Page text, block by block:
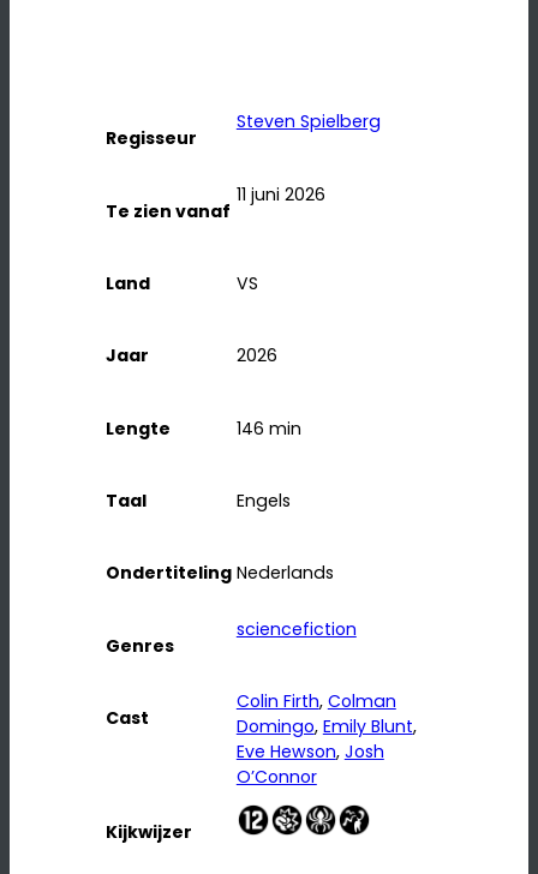
Regisseur
Steven Spielberg
Te zien vanaf
11 juni 2026
Land VS
Jaar 2026
Lengte 146 min
Taal Engels
Ondertiteling Nederlands
Genres
sciencefiction
Cast
Colin Firth, Colman
Domingo, Emily Blunt,
Eve Hewson, Josh
O’Connor
Kijkwijzer